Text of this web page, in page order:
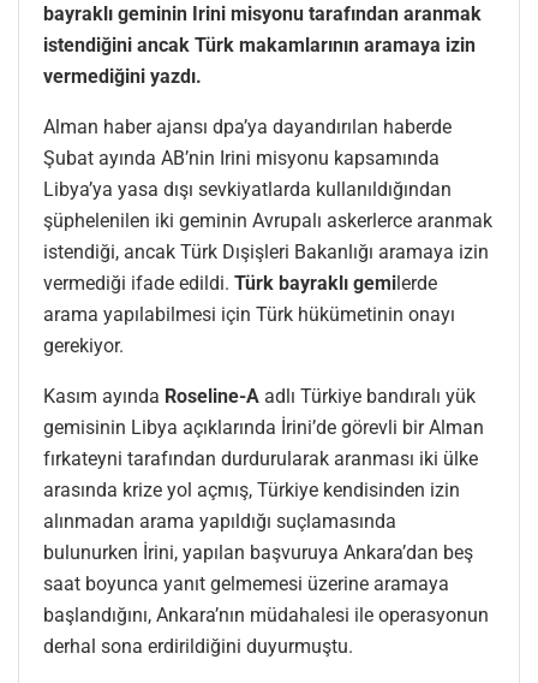
bayraklı geminin Irini misyonu tarafından aranmak
istendiğini ancak Türk makamlarının aramaya izin
vermediğini yazdı.
Alman haber ajansı dpa’ya dayandırılan haberde
Şubat ayında AB’nin Irini misyonu kapsamında
Libya’ya yasa dışı sevkiyatlarda kullanıldığından
şüphelenilen iki geminin Avrupalı askerlerce aranmak
istendiği, ancak Türk Dışişleri Bakanlığı aramaya izin
vermediği ifade edildi. Türk bayraklı gemilerde
arama yapılabilmesi için Türk hükümetinin onayı
gerekiyor.
Kasım ayında Roseline-A adlı Türkiye bandıralı yük
gemisinin Libya açıklarında İrini’de görevli bir Alman
fırkateyni tarafından durdurularak aranması iki ülke
arasında krize yol açmış, Türkiye kendisinden izin
alınmadan arama yapıldığı suçlamasında
bulunurken İrini, yapılan başvuruya Ankara’dan beş
saat boyunca yanıt gelmemesi üzerine aramaya
başlandığını, Ankara’nın müdahalesi ile operasyonun
derhal sona erdirildiğini duyurmuştu.